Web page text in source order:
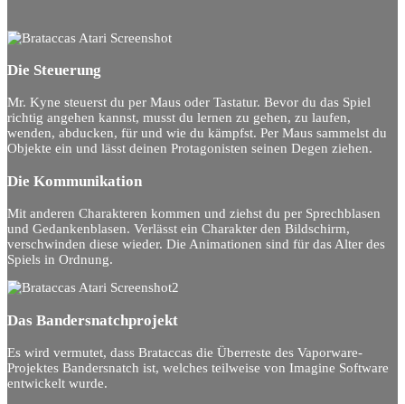
Die Steuerung
Mr. Kyne steuerst du per Maus oder Tastatur. Bevor du das Spiel
richtig angehen kannst, musst du lernen zu gehen, zu laufen,
wenden, abducken, für und wie du kämpfst. Per Maus sammelst du
Objekte ein und lässt deinen Protagonisten seinen Degen ziehen.
Die Kommunikation
Mit anderen Charakteren kommen und ziehst du per Sprechblasen
und Gedankenblasen. Verlässt ein Charakter den Bildschirm,
verschwinden diese wieder. Die Animationen sind für das Alter des
Spiels in Ordnung.
Das Bandersnatchprojekt
Es wird vermutet, dass Brataccas die Überreste des Vaporware-
Projektes Bandersnatch ist, welches teilweise von Imagine Software
entwickelt wurde.